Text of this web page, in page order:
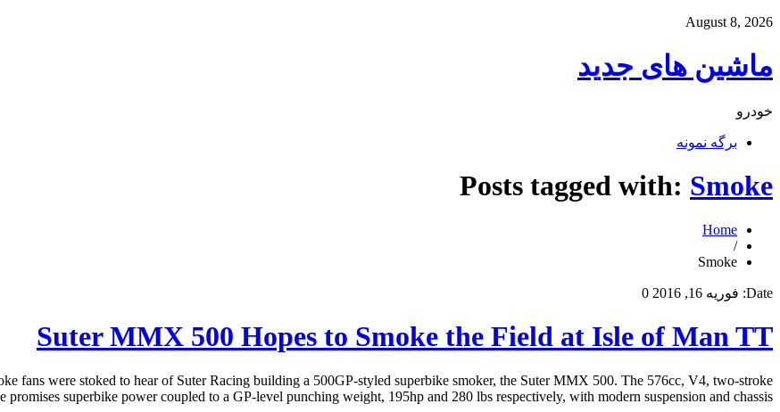
August 8, 2026
ماشین های جدید
خودرو
برگه نمونه
Posts tagged with: Smoke
Home
/
Smoke
Date: فوریه 16, 2016 0
Suter MMX 500 Hopes to Smoke the Field at Isle of Man TT
fans were stoked to hear of Suter Racing building a 500GP-styled superbike smoker, the Suter MMX 500. The 576cc, V4, two-stroke
promises superbike power coupled to a GP-level punching weight, 195hp and 280 lbs respectively, with modern suspension and chassis […]